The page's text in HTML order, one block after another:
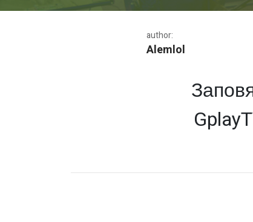
author:
Alemlol
Програма на GplayTV